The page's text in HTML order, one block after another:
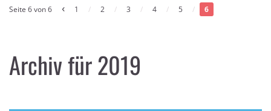
Seite 6 von 6 ‹ 1 / 2 / 3 / 4 / 5 / 6
Archiv für 2019